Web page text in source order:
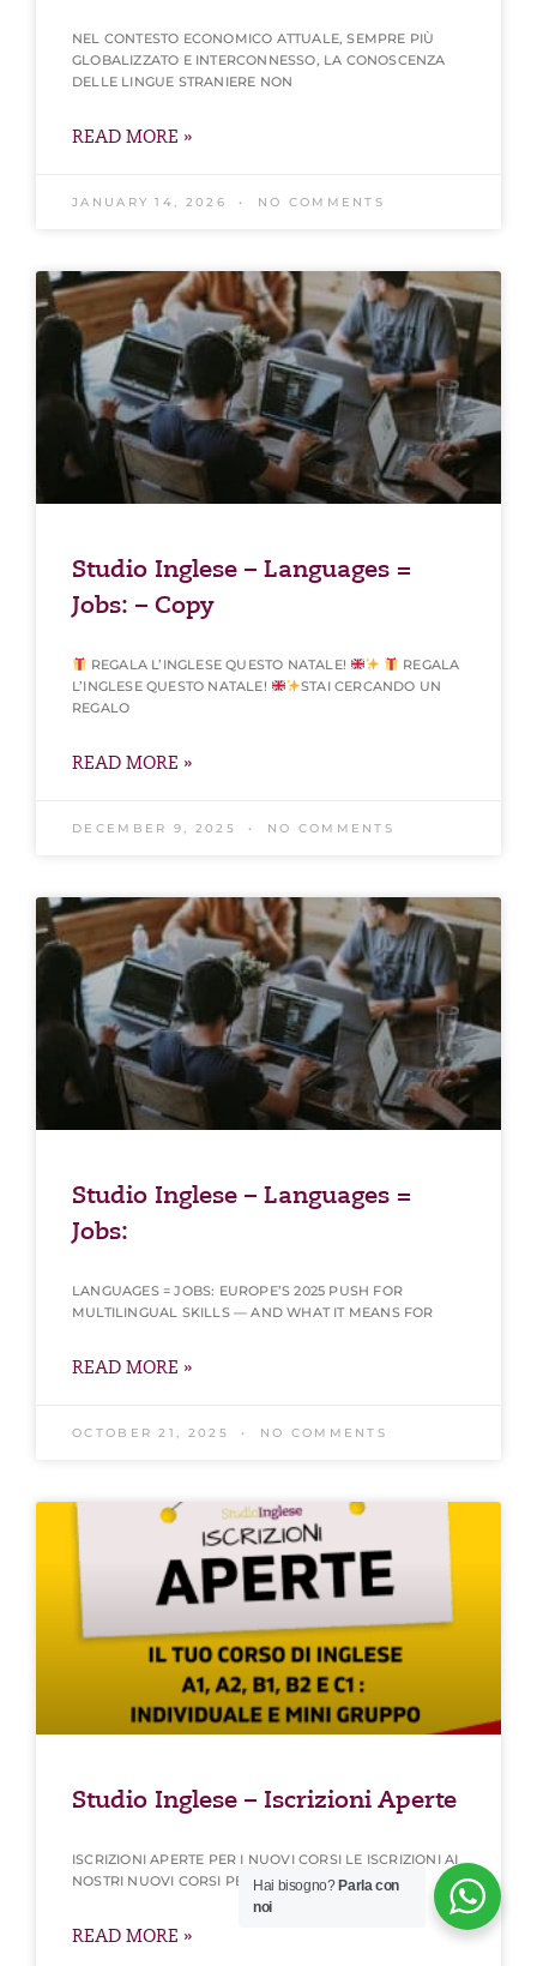
NEL CONTESTO ECONOMICO ATTUALE, SEMPRE PIÙ
GLOBALIZZATO E INTERCONNESSO, LA CONOSCENZA
DELLE LINGUE STRANIERE NON
READ MORE »
JANUARY 14, 2026 NO COMMENTS
Studio Inglese – Languages =
Jobs: – Copy
REGALA L’INGLESE QUESTO NATALE!
REGALA
L’INGLESE QUESTO NATALE!
STAI CERCANDO UN
REGALO
READ MORE »
DECEMBER 9, 2025 NO COMMENTS
Studio Inglese – Languages =
Jobs:
LANGUAGES = JOBS: EUROPE’S 2025 PUSH FOR
MULTILINGUAL SKILLS — AND WHAT IT MEANS FOR
READ MORE »
OCTOBER 21, 2025 NO COMMENTS
Studio Inglese – Iscrizioni Aperte
ISCRIZIONI APERTE PER I NUOVI CORSI LE ISCRIZIONI AI
NOSTRI NUOVI CORSI PER QUEST’ANNO SONO
READ MORE »
Hai bisogno? Parla con
noi